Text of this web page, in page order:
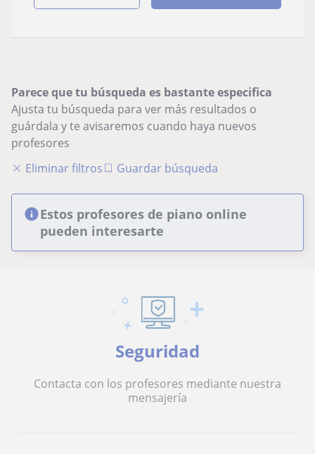
Parece que tu búsqueda es bastante especifica
Ajusta tu búsqueda para ver más resultados o
guárdala y te avisaremos cuando haya nuevos
profesores
Eliminar filtros
Guardar búsqueda
Estos profesores de piano online
pueden interesarte
Seguridad
Contacta con los profesores mediante nuestra
mensajería